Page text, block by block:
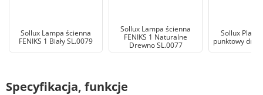
Sollux Lampa ścienna
FENIKS 1 Biały SL.0079
Sollux Lampa ścienna
FENIKS 1 Naturalne
Drewno SL.0077
Sollux
punktowy
Specyfikacja, funkcje